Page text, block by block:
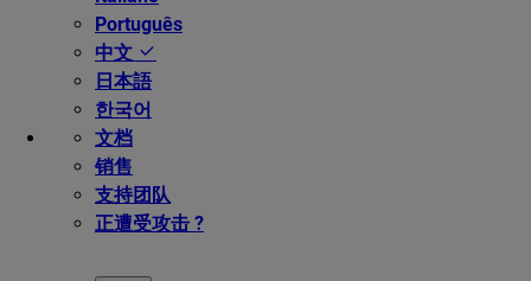
Português
中文
日本語
한국어
文档
销售
支持团队
正遭受攻击 ?